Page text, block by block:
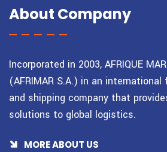
About Company
Incorporated in 2003, AFRIQUE
(AFRIMAR S.A.) in an
and shipping company that
solutions to global logistics.
MORE ABOUT US